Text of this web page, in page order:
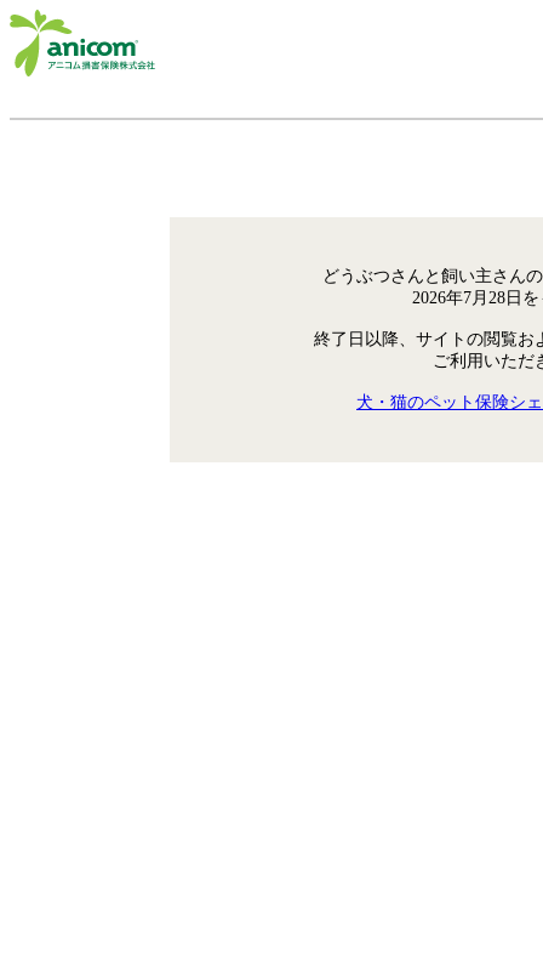
どうぶつさんと飼い主さん
2026年7月28日
終了日以降、サイトの閲覧お
ご利用いただ
犬・猫のペット保険シ